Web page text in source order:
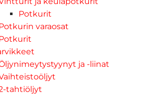
Potkurit
varaosat
ja -liinat
tahtiöljyt